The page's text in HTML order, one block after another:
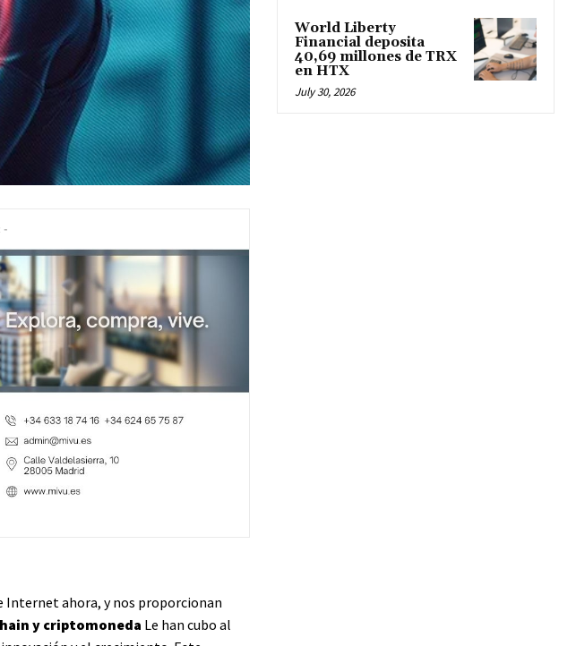
-
Internet ahora, y nos proporcionan
y criptomoneda Le han cubo al
World Liberty
Financial deposita
40,69 millones de TRX
en HTX
July 30, 2026